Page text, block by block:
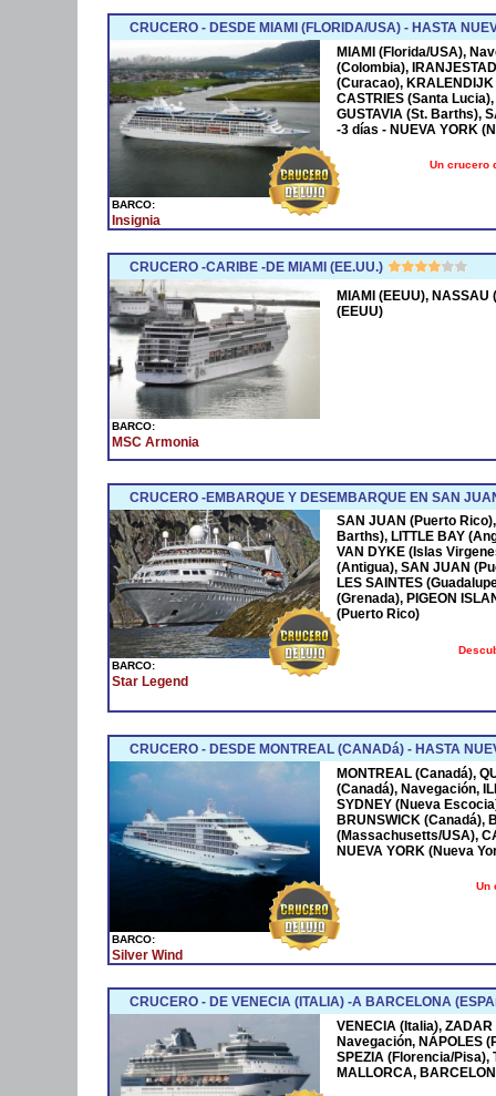
CRUCERO - DESDE MIAMI (FLORIDA/USA) - HASTA
BARCO:
Insignia
MIAMI (Florida/USA),
(Colombia),
(Curacao), KRALENDIJK
CASTRIES (Santa
GUSTAVIA (St. Barths),
-3 días - NUEVA YORK
Un crucero
CRUCERO -CARIBE -DE MIAMI (EE.UU.)
BARCO:
MSC Armonia
MIAMI (EEUU), NASSAU
(EEUU)
CRUCERO -EMBARQUE Y DESEMBARQUE EN SAN
BARCO:
Star Legend
SAN JUAN (Puerto
Barths), LITTLE BAY
VAN DYKE (Islas
(Antigua), SAN JUAN
LES SAINTES
(Grenada), PIGEON
(Puerto Rico)
CRUCERO - DESDE MONTREAL (CANADá) - HASTA
BARCO:
Silver Wind
MONTREAL (Canadá),
(Canadá), Navegación,
SYDNEY (Nueva
BRUNSWICK (Canadá),
(Massachusetts/USA),
NUEVA YORK (Nueva
Un
CRUCERO - DE VENECIA (ITALIA) -A BARCELONA
VENECIA (Italia),
Navegación, NÁPOLES
SPEZIA (Florencia/Pisa),
MALLORCA,